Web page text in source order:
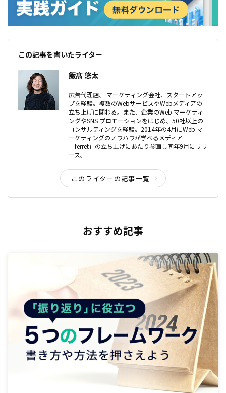
この記事を書いたライター
飯髙 悠太
広告代理店、 マーケティング会社、スタートアッ
プを経験。複数のWebサービスやWebメディアの
立ち上げに関わる。また、企業のWeb マーケティ
ングやSNS プロモーションをはじめ、50社以上の
コンサルティングを経験。2014年の4月にWeb マ
ーケティングのノウハウが学べるメディア
「ferret」の立ち上げにあたり参画し同年9月にリリ
ース。
このライターの記事一覧
おすすめ記事